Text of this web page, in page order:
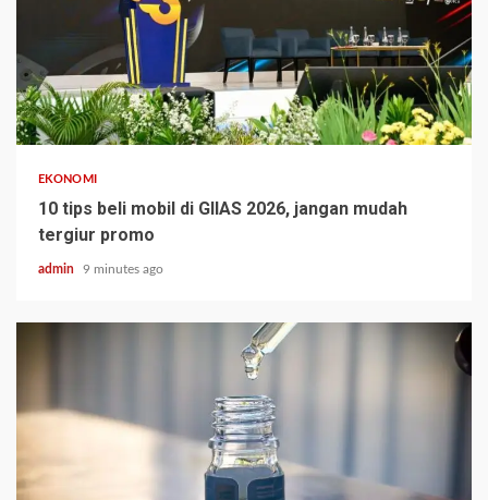
EKONOMI
10 tips beli mobil di GIIAS 2026, jangan mudah
tergiur promo
admin 9 minutes ago